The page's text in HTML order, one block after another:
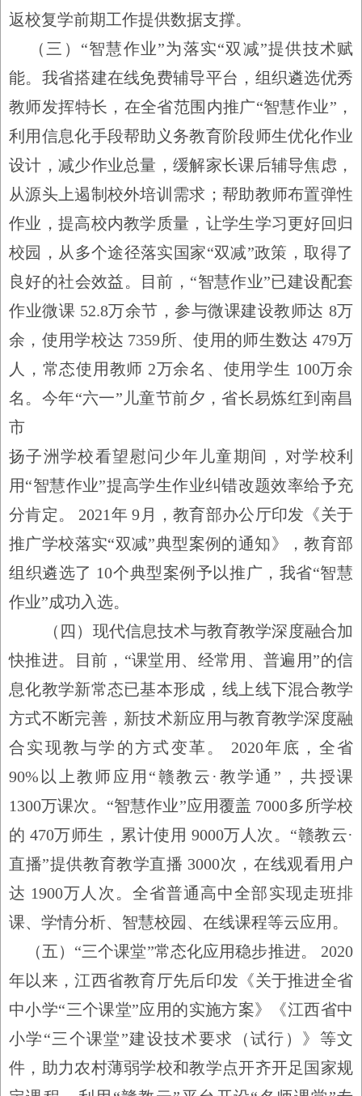
返校复学前期工作提供数据支撑。
（三） “智慧作业”为落实“双减”提供技术赋
能。 我省搭建在线免费辅导平台，组织遴选优秀
教师发挥特长，在全省范围内推广“智慧作业” ，
利用信息化手段帮助义务教育阶段师生优化作业
设计，减少作业总量，缓解家长课后辅导焦虑，
从源头上遏制校外培训需求；帮助教师布置弹性
作业，提高校内教学质量，让学生学习更好回归
校园，从多个途径落实国家“双减”政策，取得了
良好的社会效益。目前， “智慧作业”已建设配套
作业微课 52.8万余节，参与微课建设教师达 8万
余，使用学校达 7359所、使用的师生数达 479万
人，常态使用教师 2万余名、使用学生 100万余
名。今年“六一” 儿童节前夕，省长易炼红到南昌
市
扬子洲学校看望慰问少年儿童期间，对学校利
用“智慧作业”提高学生作业纠错改题效率给予充
分肯定。
2021年9 月，教育部办公厅印发《关于
推广学校落实“双减”典型案例的通知》，教育部
组织遴选了 10个典型案例予以推广，我省“智慧
作业”成功入选。
（四）现代信息技术与教育教学深度融合加
快推进。
目前， “课堂用、经常用、普遍用”的信
息化教学新常态已基本形成，线上线下混合教学
方式不断完善，新技术新应用与教育教学深度融
合实现教与学的方式变革。
2020年底，全省
90% 以上教师应用 “赣教云 ·教学通 ” ，共授课
1300万课次。 “智慧作业”应用覆盖 7000多所学校
的 470万师生，累计使用 9000万人次。 “赣教云·
直播”提供教育教学直播 3000次，在线观看用户
达 1900万人次。全省普通高中全部实现走班排
课、学情分析、智慧校园、在线课程等云应用。
（五） “三个课堂”常态化应用稳步推进。
2020
年以来，江西省教育厅先后印发《关于推进全省
中小学“三个课堂”应用的实施方案》《江西省中
小学“三个课堂”建设技术要求（试行）》等文
件，助力农村薄弱学校和教学点开齐开足国家规